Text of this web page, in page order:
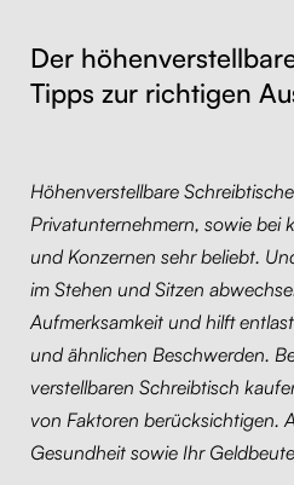
Werktische
Orthopädische
Zubehör
Monitorhalterungen
Rollen
Kabelmanagement
Schubladen
Monitorständer
Bildergalerie
Über uns
Kontakt
Tischplatten
Der
Tipps zur richtigen
Höhenverstellbare
Privatunternehmern, sowie bei
und Konzernen sehr beliebt.
im Stehen und Sitzen
Aufmerksamkeit und hilft
und ähnlichen Beschwerden.
verstellbaren Schreibtisch
von Faktoren berücksichtigen.
Gesundheit sowie Ihr